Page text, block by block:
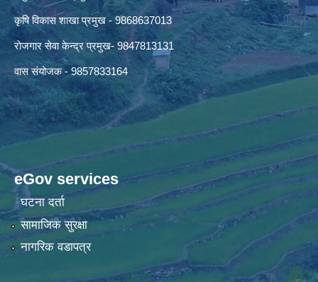
कृषि विकास शाखा प्रमुख - 9868637013
रोजगार सेवा केन्द्र प्रमुख- 9847813131
वास संयोजक - 9857833164
eGov services
घटना दर्ता
सामाजिक सुरक्षा
नागरिक वडापत्र